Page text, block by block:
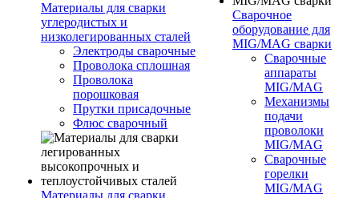
Материалы для сварки
углеродистых и
низколегированных сталей
Электроды сварочные
Проволока сплошная
Проволока
порошковая
Прутки присадочные
Флюс сварочный
Материалы для сварки
Сварочное
оборудование для
MIG/MAG сварки
Сварочные
аппараты
MIG/MAG
Механизмы
подачи
проволоки
MIG/MAG
Сварочные
горелки
MIG/MAG